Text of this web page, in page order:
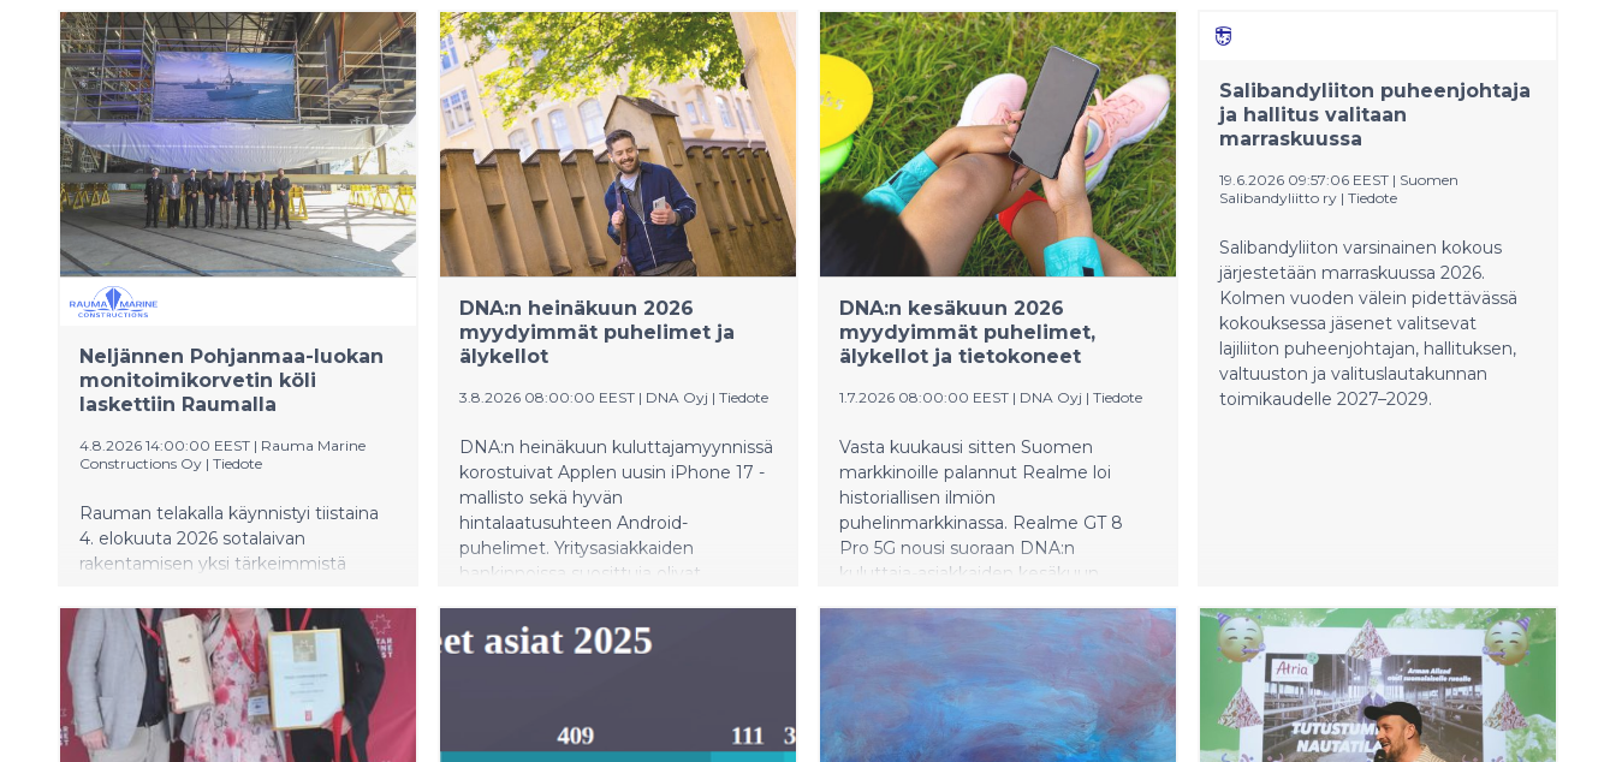
Neljännen Pohjanmaa-luokan
monitoimikorvetin köli
laskettiin Raumalla
4.8.2026 14:00:00 EEST | Rauma Marine
Constructions Oy | Tiedote
Rauman telakalla käynnistyi tiistaina
4. elokuuta 2026 sotalaivan
rakentamisen yksi tärkeimmistä
luokan monitoimikorvetin köli
laskettiin. Symbolisesti merkittävä
hetki tarkoittaa, että aluksen rungon
kokoonpano pääsee nyt kunnolla
vauhtiin.
DNA:n heinäkuun 2026
myydyimmät puhelimet ja
älykellot
3.8.2026 08:00:00 EEST | DNA Oyj | Tiedote
DNA:n heinäkuun kuluttajamyynnissä
korostuivat Applen uusin iPhone 17 -
mallisto sekä hyvän
hintalaatusuhteen Android-
puhelimet. Yritysasiakkaiden
hankinnoissa suosittuja olivat
älypuhelimet. Älykellojen puolella
lasten kellopuhelimet jatkoivat
kuukautta peräkkäin
DNA:n kesäkuun 2026
myydyimmät puhelimet,
älykellot ja tietokoneet
1.7.2026 08:00:00 EEST | DNA Oyj | Tiedote
Vasta kuukausi sitten Suomen
markkinoille palannut Realme loi
historiallisen ilmiön
puhelinmarkkinassa. Realme GT 8
Pro 5G nousi suoraan DNA:n
kuluttaja-asiakkaiden kesäkuun
älykellojen kategoriassa todistettiin
merkittävää voittokulkua, kun
myydyimpänä mallina säilyi jo
kolmatta kuukautta peräkkäin ZTE K2
-lasten kellopuhelin. Huhti–kesäkuun
tietokonemyynnin kärkipaikan
Salibandyliiton puheenjohtaja
ja hallitus valitaan
marraskuussa
19.6.2026 09:57:06 EEST | Suomen
Salibandyliitto ry | Tiedote
Salibandyliiton varsinainen kokous
järjestetään marraskuussa 2026.
Kolmen vuoden välein pidettävässä
kokouksessa jäsenet valitsevat
lajiliiton puheenjohtajan, hallituksen,
valtuuston ja valituslautakunnan
toimikaudelle 2027–2029.